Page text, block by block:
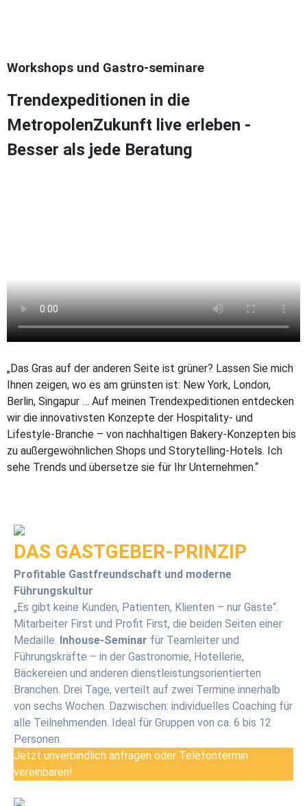
Workshops und Gastro-seminare
Trendexpeditionen in die
MetropolenZukunft live erleben -
Besser als jede Beratung
„Das Gras auf der anderen Seite ist grüner? Lassen Sie mich
Ihnen zeigen, wo es am grünsten ist: New York, London,
Berlin, Singapur … Auf meinen Trendexpeditionen entdecken
wir die innovativsten Konzepte der Hospitality- und
Lifestyle-Branche – von nachhaltigen Bakery-Konzepten bis
zu außergewöhnlichen Shops und Storytelling-Hotels. Ich
sehe Trends und übersetze sie für Ihr Unternehmen.“
DAS GASTGEBER-PRINZIP
Profitable Gastfreundschaft und moderne
Führungskultur
„Es gibt keine Kunden, Patienten, Klienten – nur Gäste“.
Mitarbeiter First und Profit First, die beiden Seiten einer
Medaille. Inhouse-Seminar für Teamleiter und
Führungskräfte – in der Gastronomie, Hotellerie,
Bäckereien und anderen dienstleistungsorientierten
Branchen. Drei Tage, verteilt auf zwei Termine innerhalb
von sechs Wochen. Dazwischen: individuelles Coaching für
alle Teilnehmenden. Ideal für Gruppen von ca. 6 bis 12
Personen.
Jetzt unverbindlich anfragen oder Telefontermin
vereinbaren!